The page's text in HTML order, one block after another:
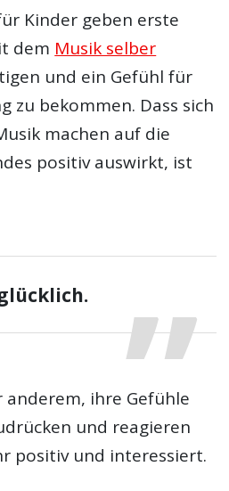
Kinder geben erste
dem Musik selber
und ein Gefühl für
zu bekommen. Dass sich
machen auf die
positiv auswirkt, ist
ihre Gefühle
und reagieren
positiv und interessiert.